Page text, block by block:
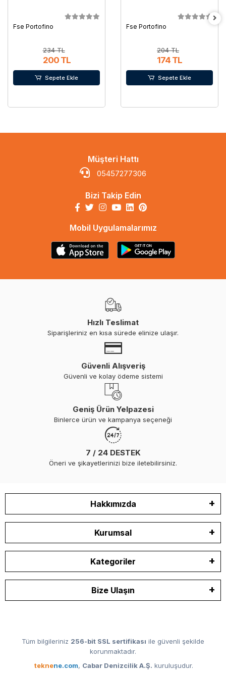
Fse Portofino
234 TL
200 TL
Sepete Ekle
Fse Portofino
204 TL
174 TL
Sepete Ekle
Müşteri Hattı
05457277306
Bizi Takip Edin
Mobil Uygulamalarımız
Hızlı Teslimat
Siparişleriniz en kısa sürede elinize ulaşır.
Güvenli Alışveriş
Güvenli ve kolay ödeme sistemi
Geniş Ürün Yelpazesi
Binlerce ürün ve kampanya seçeneği
7 / 24 DESTEK
Öneri ve şikayetlerinizi bize iletebilirsiniz.
Hakkımızda
Kurumsal
Kategoriler
Bize Ulaşın
Tüm bilgileriniz 256-bit SSL sertifikası ile güvenli şekilde
korunmaktadır.
teknene.com, Cabar Denizcilik A.Ş. kuruluşudur.